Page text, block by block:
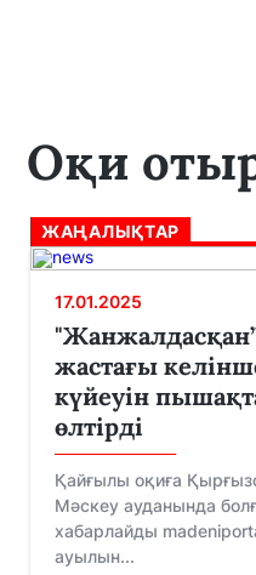
Оқи
ЖАҢАЛЫҚТАР
17.01.2025
жастағы
күйеуін
өлтірді
Қайғылы оқиға
Мәскеу ауданында
хабарлайды
ауылын...